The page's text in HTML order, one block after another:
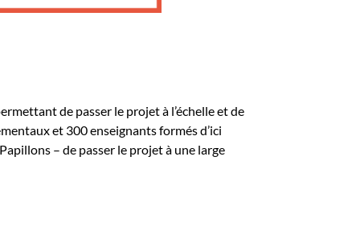
de passer le projet à l’échelle et de
et 300 enseignants formés d’ici
– de passer le projet à une large